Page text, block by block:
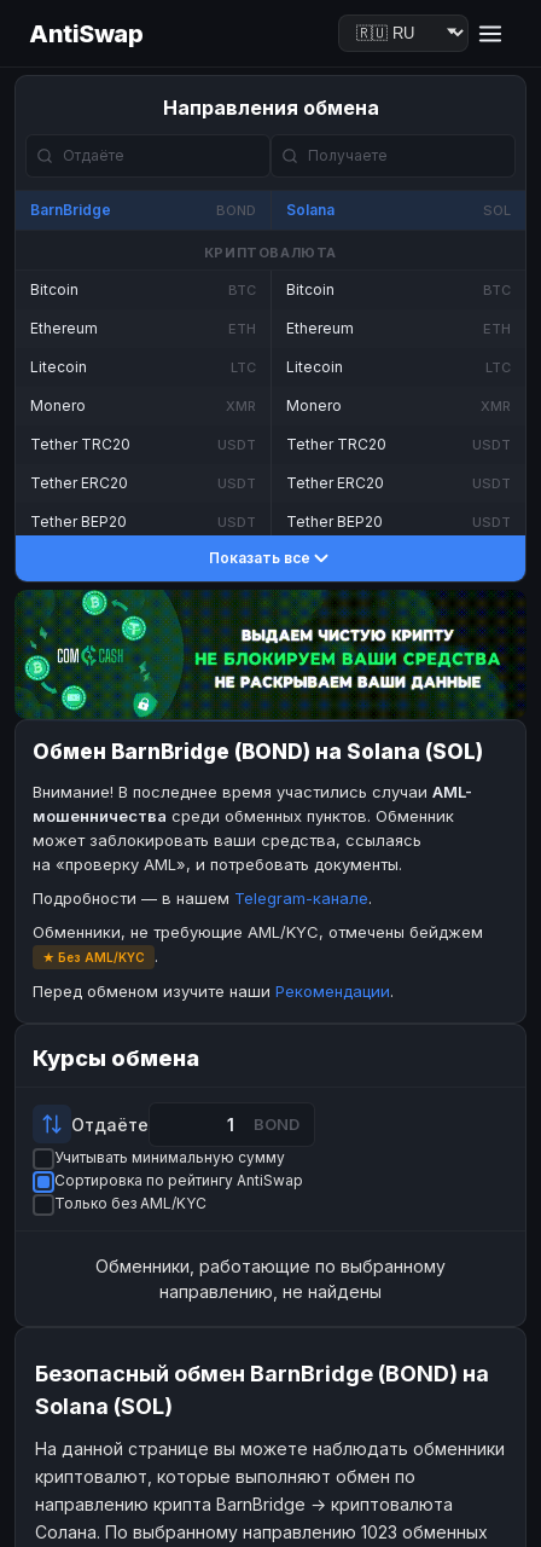
AntiSwap
Направления обмена
BarnBridge BOND Solana SOL
КРИПТОВАЛЮТА
Bitcoin BTC
Ethereum ETH
Litecoin LTC
Monero XMR
Tether TRC20 USDT
Tether ERC20 USDT
Tether BEP20 USDT
DASH
Toncoin TON
Dogecoin DOGE
TRX TRON
Bitcoin Cash BCH
BinanceCoin BEP20
Ether Classic ETC
Ripple XRP
Bitcoin BTC
Ethereum ETH
Litecoin LTC
Monero XMR
Tether TRC20 USDT
Tether ERC20 USDT
Tether BEP20 USDT
DASH
Toncoin TON
Dogecoin DOGE
TRX TRON
Bitcoin Cash BCH
BinanceCoin BEP20
Ether Classic
Ripple
ЭЛЕКТРОННЫЕ ДЕНЬГИ
Paxum
Perfect Money USD
PayPal
Perfect Money
БАЛАНСЫ КРИПТОБИРЖ
ИНТЕРНЕТ БАНКИНГ
RUB
Райффайзен RUB
ВТБ
Т-Банк RUB
СБЕР
Райффайзен RUB
Т-Банк RUB
ДЕНЕЖНЫЕ ПЕРЕВОДЫ
ЗК USD ЗК USD
Показать все
Обмен BarnBridge (BOND) на Solana (SOL)
Внимание! В последнее время участились случаи AML-
мошенничества среди обменных пунктов. Обменник
может заблокировать ваши средства, ссылаясь
на «проверку AML», и потребовать документы.
Подробности — в нашем Telegram-канале.
Обменники, не требующие AML/KYC, отмечены бейджем
★ Без AML/KYC
.
Перед обменом изучите наши Рекомендации.
Курсы обмена
Отдаёте BOND
Учитывать минимальную сумму
Сортировка по рейтингу AntiSwap
Только без AML/KYC
Обменники, работающие по выбранному
направлению, не найдены
Безопасный обмен BarnBridge (BOND) на
Solana (SOL)
На данной странице вы можете наблюдать обменники
криптовалют, которые выполняют обмен по
направлению крипта BarnBridge → криптовалюта
Солана. По выбранному направлению 1023 обменных